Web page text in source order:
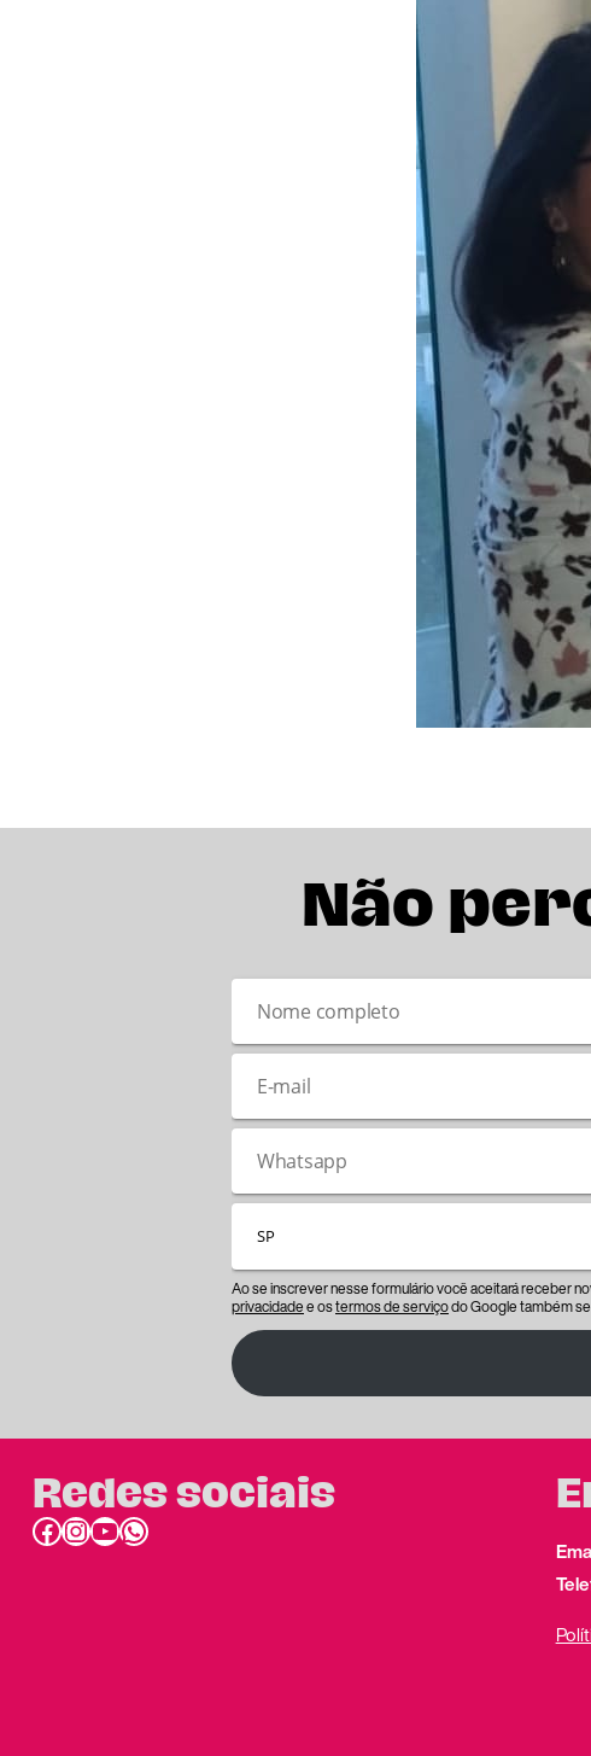
Não
Ao se inscrever nesse formulário você aceitará receber
privacidadee ostermos de serviçodo Google também
Redes sociais
Facebook InstagramYoutube link do whatsapp